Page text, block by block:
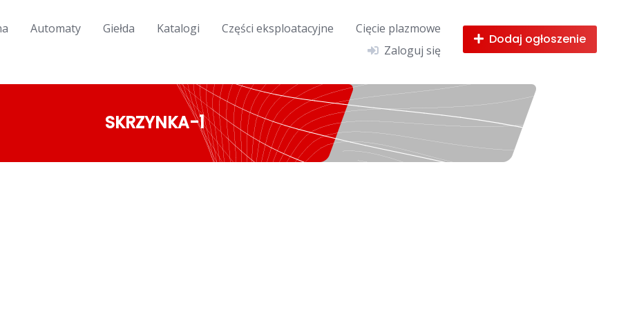
Automaty Giełda Katalogi Części eksploatacyjne
Cięcie plazmowe
Zaloguj się
Dodaj ogłoszenie
SKRZYNKA-1